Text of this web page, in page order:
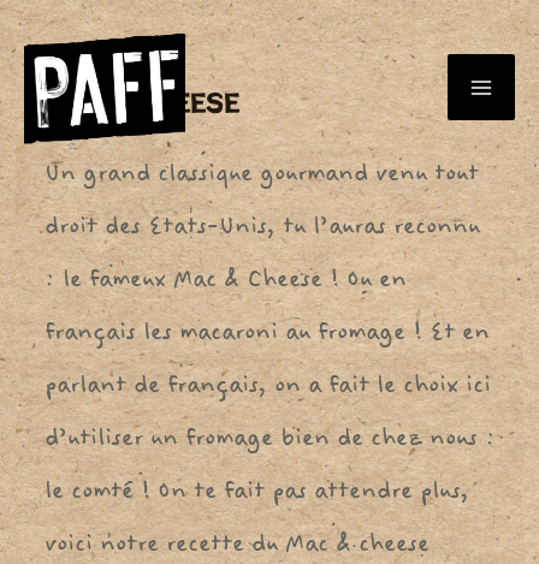
Aller
au
contenu
Mac & Cheese
Un grand classique gourmand venu tout
droit des Etats-Unis, tu l’auras reconnu
: le fameux Mac & Cheese ! Ou en
français les macaroni au fromage ! Et en
parlant de français, on a fait le choix ici
d’utiliser un fromage bien de chez nous :
le comté ! On te fait pas attendre plus,
voici notre recette du Mac & cheese